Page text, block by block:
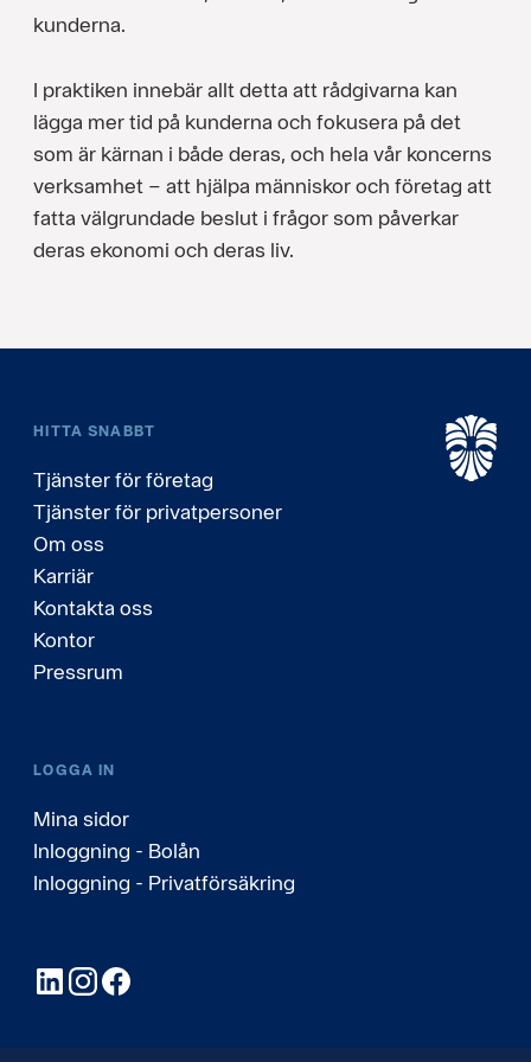
kunderna.
I praktiken innebär allt detta att rådgivarna kan
lägga mer tid på kunderna och fokusera på det
som är kärnan i både deras, och hela vår koncerns
verksamhet – att hjälpa människor och företag att
fatta välgrundade beslut i frågor som påverkar
deras ekonomi och deras liv.
HITTA SNABBT
Tjänster för företag
Tjänster för privatpersoner
Om oss
Karriär
Kontakta oss
Kontor
Pressrum
LOGGA IN
Mina sidor
Inloggning - Bolån
Inloggning - Privatförsäkring
LinkedInInstagram